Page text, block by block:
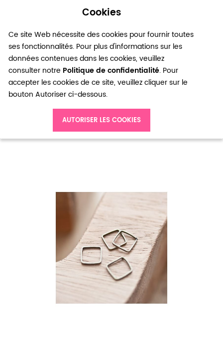
Cookies
Ce site Web nécessite des cookies pour fournir toutes
ses fonctionnalités. Pour plus d'informations sur les
données contenues dans les cookies, veuillez
consulter notre Politique de confidentialité. Pour
accepter les cookies de ce site, veuillez cliquer sur le
bouton Autoriser ci-dessous.
AUTORISER LES COOKIES
0
Connecteur Carré 8x8mm Bronze vieilli x 30